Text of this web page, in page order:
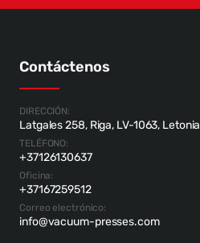
Contáctenos
DIRECCIÓN:
Latgales 258, Riga, LV-1063, Letonia
TELÉFONO:
+37126130637
Oficina:
+37167259512
Correo electrónico:
info@vacuum-presses.com